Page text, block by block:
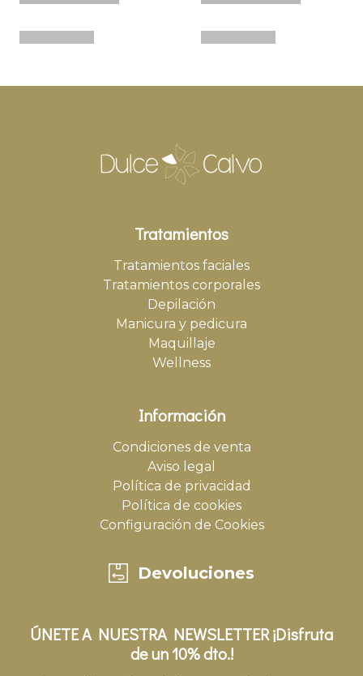
Tratamientos
Tratamientos faciales
Tratamientos corporales
Depilación
Manicura y pedicura
Maquillaje
Wellness
Información
Condiciones de venta
Aviso legal
Política de privacidad
Política de cookies
Configuración de Cookies
Devoluciones
ÚNETE A NUESTRA NEWSLETTER ¡Disfruta
de un 10% dto.!